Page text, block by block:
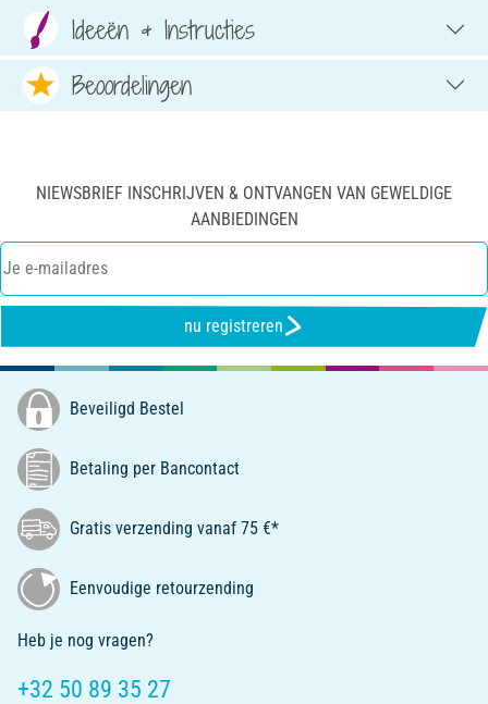
Ideeën & Instructies
Beoordelingen
NIEWSBRIEF INSCHRIJVEN & ONTVANGEN VAN GEWELDIGE
AANBIEDINGEN
nu registreren
Beveiligd Bestel
Betaling per Bancontact
Gratis verzending vanaf 75 €*
Eenvoudige retourzending
Heb je nog vragen?
+32 50 89 35 27